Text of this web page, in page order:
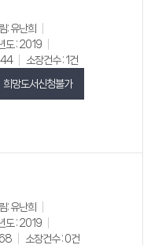
: 유난희
도 : 2019
소장건수 : 1건
희망도서신청불가
: 유난희
도 : 2019
소장건수 : 0건